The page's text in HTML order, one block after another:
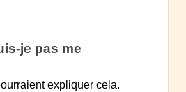
je pas me
expliquer cela.